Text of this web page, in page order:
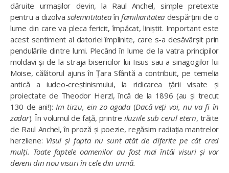
dăruite urmașilor devin, la Raul Anchel, simple pretexte
pentru a dizolva solemntitateaîn familiaritatea despărțirii de o
lume din care va pleca fericit, împăcat, liniștit. Important este
acest sentiment al datoriei împlinite, care s-a desăvârșit prin
pendulările dintre lumi. Plecând în lume de la vatra principilor
moldavi și de la straja bisericilor lui Iisus sau a sinagogilor lui
Moise, călătorul ajuns în Țara Sfântă a contribuit, pe temelia
antică a iudeo-creștinismului, la ridicarea țării visate și
proiectate de Theodor Herzl, încă de la 1896 (au și trecut
130 de ani!):Im tirzu, ein zo agada(Dacă veți voi, nu va fi în
zadar). În volumul de față, printre iluziile sub cerul etern, trăite
de Raul Anchel, în proză și poezie, regăsim radiația mantrelor
herzliene: Visul și fapta nu sunt atât de diferite pe cât cred
mulți. Toate faptele oamenilor au fost mai întâi visuri și vor
deveni din nou visuri în cele din urmă.